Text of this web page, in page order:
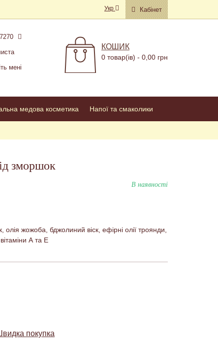
Кабінет
Укр
мені
КОШИК
0 товар(ів) - 0,00 грн
медова косметика Напої та смаколики
зморшок
В наявності
олія жожоба, бджолиний віск, ефірні олії троянди,
А та Е
покупка